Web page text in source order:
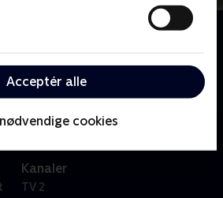
Acceptér alle
cookies
dyste om den ærefulde titel
Kanaler
TV 2